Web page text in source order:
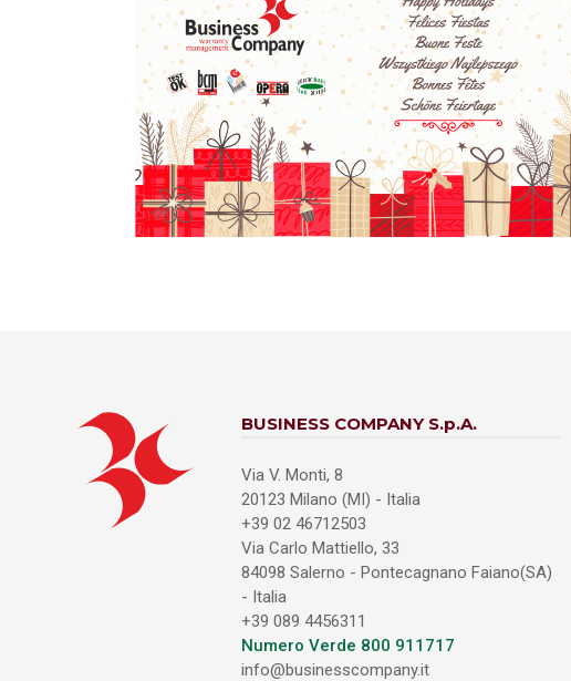
BUSINESS COMPANY S.p.A.
Via V. Monti, 8
20123 Milano (MI) - Italia
+39 02 46712503
Via Carlo Mattiello, 33
84098 Salerno - Pontecagnano Faiano(SA)
- Italia
+39 089 4456311
Numero Verde 800 911717
info@businesscompany.it